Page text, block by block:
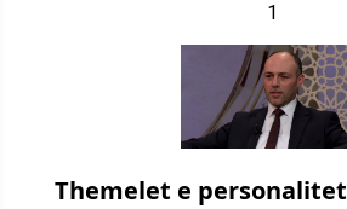
1
Themelet e